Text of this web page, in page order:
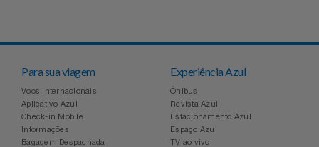
Para sua viagem
Voos Internacionais
Aplicativo Azul
Check-in Mobile
Informações
Bagagem Despachada
Experiência Azul
Ônibus
Revista Azul
Estacionamento Azul
Espaço Azul
TV ao vivo